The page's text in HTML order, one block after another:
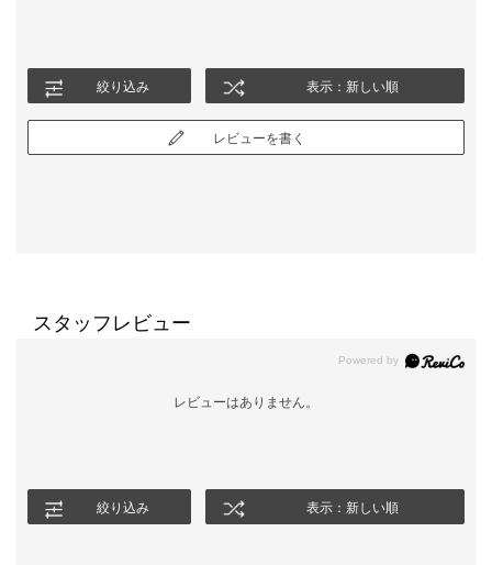
絞り込み 表示：新しい順
レビューを書く
スタッフレビュー
レビューはありません。
絞り込み 表示：新しい順